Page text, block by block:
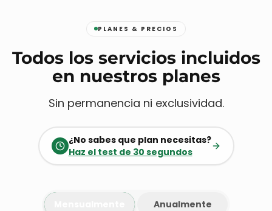
PLANES & PRECIOS
Todos los servicios incluidos
en nuestros planes
Sin permanencia ni exclusividad.
¿No sabes que plan necesitas?
Haz el test de 30 segundos
Anualmente